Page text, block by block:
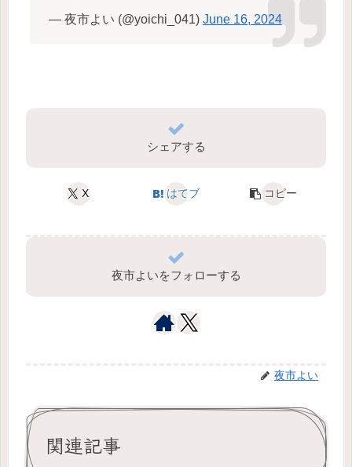
— 夜市よい (@yoichi_041) June 16, 2024
シェアする
X はてブ コピー
夜市よいをフォローする
夜市よい
関連記事